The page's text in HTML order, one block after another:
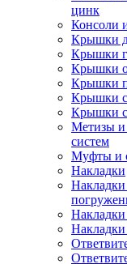
цинк
Консоли
Крышки
Крышки
Крышки
Крышки
Крышки
Крышки с
Метизы и
систем
Муфты и
Накладки
Накладки